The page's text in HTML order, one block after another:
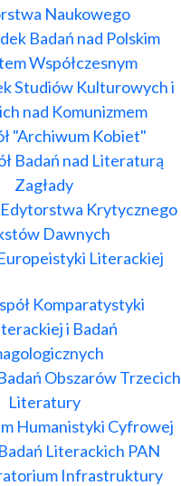
Naukowego
Badań nad Polskim
Współczesnym
Studiów Kulturowych i
nad Komunizmem
"Archiwum Kobiet"
Badań nad Literaturą
Zagłady
Edytorstwa Krytycznego
Dawnych
Literackiej
Komparatystyki
i Badań
Obszarów Trzecich
Literatury
Humanistyki Cyfrowej
Literackich PAN
Infrastruktury